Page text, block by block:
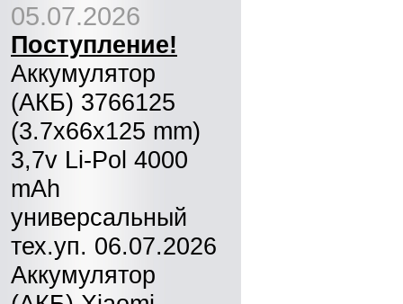
05.07.2026
Поступление!
Аккумулятор
(АКБ) 3766125
(3.7x66x125 mm)
3,7v Li-Pol 4000
mAh
универсальный
тех.уп. 06.07.2026
Аккумулятор